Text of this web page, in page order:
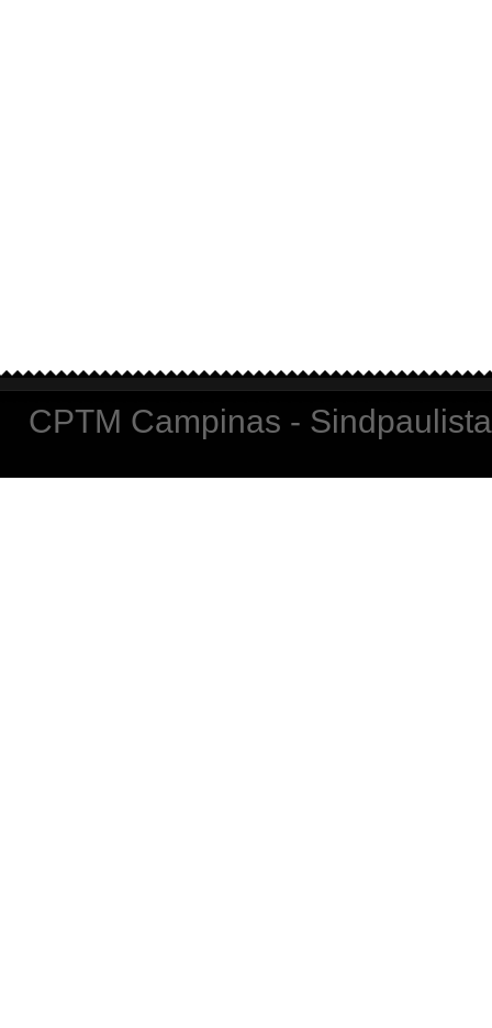
CPTM Campinas - Sindpaulista